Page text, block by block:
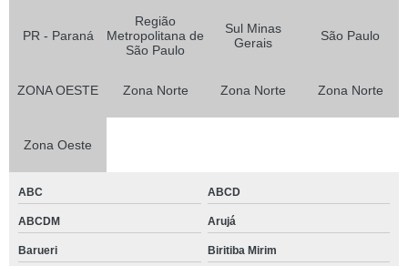
PR - Paraná
Região
Metropolitana de
São Paulo
Sul Minas
Gerais
São Paulo
ZONA OESTE Zona Norte Zona Norte Zona Norte
Zona Oeste
ABC ABCD
ABCDM Arujá
Barueri Biritiba Mirim